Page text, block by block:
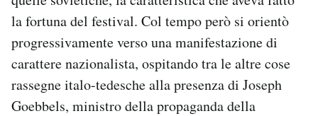
la fortuna del festival. Col tempo però si orientò
progressivamente verso una manifestazione di
carattere nazionalista, ospitando tra le altre cose
rassegne italo-tedesche alla presenza di Joseph
Goebbels, ministro della propaganda della